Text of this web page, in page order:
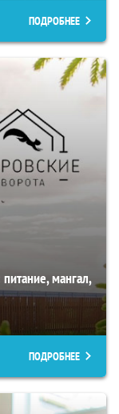
ПОДРОБНЕЕ
мангал,
ПОДРОБНЕЕ